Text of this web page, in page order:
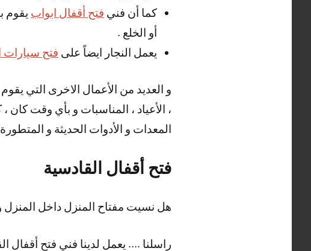
كما أن فني فتح أقفال ابواب يقوم
أو الخلع .
يعمل النجار ايضاً على فتح سيارات
، الأعياد ، المناسبات و بأي وقت
المعدات و الأدوات الحديثة و
فتح أقفال القادسية
هل نسيت مفتاح المنزل داخل
راسلنا …. يعمل لدينا فني فتح أقفال